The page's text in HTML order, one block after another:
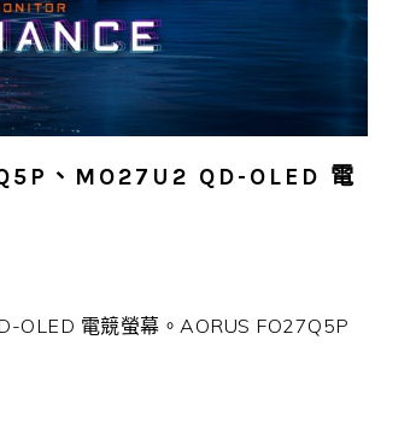
、MO27U2 QD-OLED 電
OLED 電競螢幕。AORUS FO27Q5P